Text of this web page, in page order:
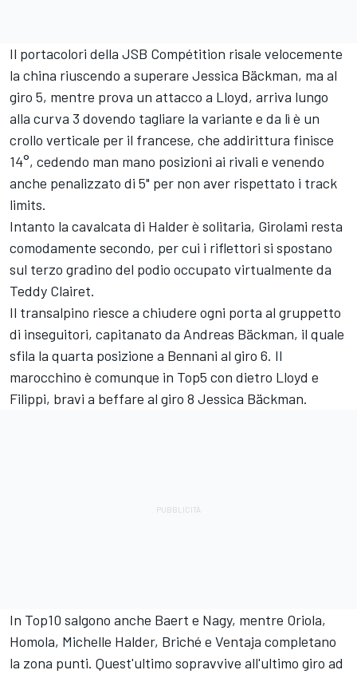
Il portacolori della JSB Compétition risale velocemente
la china riuscendo a superare Jessica Bäckman, ma al
giro 5, mentre prova un attacco a Lloyd, arriva lungo
alla curva 3 dovendo tagliare la variante e da lì è un
crollo verticale per il francese, che addirittura finisce
14°, cedendo man mano posizioni ai rivali e venendo
anche penalizzato di 5" per non aver rispettato i track
limits.
Intanto la cavalcata di Halder è solitaria, Girolami resta
comodamente secondo, per cui i riflettori si spostano
sul terzo gradino del podio occupato virtualmente da
Teddy Clairet.
Il transalpino riesce a chiudere ogni porta al gruppetto
di inseguitori, capitanato da Andreas Bäckman, il quale
sfila la quarta posizione a Bennani al giro 6. Il
marocchino è comunque in Top5 con dietro Lloyd e
Filippi, bravi a beffare al giro 8 Jessica Bäckman.
In Top10 salgono anche Baert e Nagy, mentre Oriola,
Homola, Michelle Halder, Briché e Ventaja completano
la zona punti. Quest'ultimo sopravvive all'ultimo giro ad